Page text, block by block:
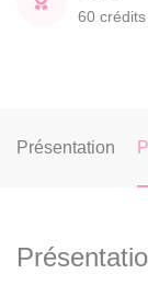
60 crédits
Présentation